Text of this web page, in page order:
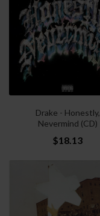
Drake - Honestly,
Nevermind (CD)
$18.13